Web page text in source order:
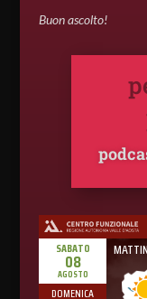
Buon ascolto!